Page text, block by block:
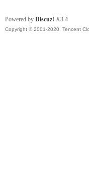
Powered by Discuz! X3.4
Copyright © 2001-2020, Tencent